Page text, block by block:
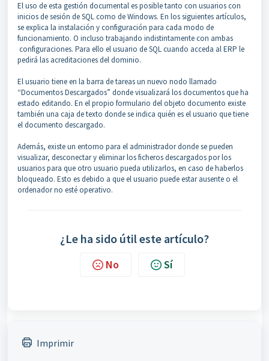
El uso de esta gestión documental es posible tanto con usuarios con
inicios de sesión de SQL como de Windows. En los siguientes artículos,
se explica la instalación y configuración para cada modo de
funcionamiento. O incluso trabajando indistintamente con ambas
configuraciones. Para ello el usuario de SQL cuando acceda al ERP le
pedirá las acreditaciones del dominio.
El usuario tiene en la barra de tareas un nuevo nodo llamado
“Documentos Descargados” donde visualizará los documentos que ha
estado editando. En el propio formulario del objeto documento existe
también una caja de texto donde se indica quién es el usuario que tiene
el documento descargado.
Además, existe un entorno para el administrador donde se pueden
visualizar, desconectar y eliminar los ficheros descargados por los
usuarios para que otro usuario pueda utilizarlos, en caso de haberlos
bloqueado. Esto es debido a que el usuario puede estar ausente o el
ordenador no esté operativo.
¿Le ha sido útil este artículo?
No Sí
Imprimir